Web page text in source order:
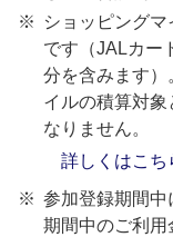
ショッピング
です（JALカー
分を含みます）
イルの積算対
なりません。
詳しくはこち
参加登録期間中
期間中のご利用